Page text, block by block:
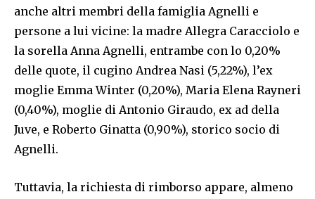
anche altri membri della famiglia Agnelli e
persone a lui vicine: la madre Allegra Caracciolo e
la sorella Anna Agnelli, entrambe con lo 0,20%
delle quote, il cugino Andrea Nasi (5,22%), l’ex
moglie Emma Winter (0,20%), Maria Elena Rayneri
(0,40%), moglie di Antonio Giraudo, ex ad della
Juve, e Roberto Ginatta (0,90%), storico socio di
Agnelli.
Tuttavia, la richiesta di rimborso appare, almeno